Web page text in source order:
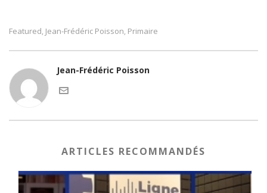
Featured, Jean-Frédéric Poisson, Primaire
Jean-Frédéric Poisson
ARTICLES RECOMMANDÉS